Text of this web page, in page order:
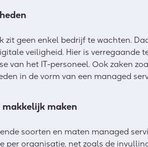
zit geen enkel bedrijf te wachten.
veiligheid. Hier is verregaande
van het IT-personeel. Ook zaken
in de vorm van een managed
maken
soorten en maten managed
per organisatie, net zoals de